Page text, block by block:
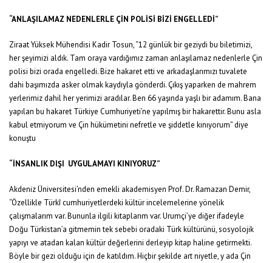
“ANLAŞILAMAZ NEDENLERLE ÇİN POLİSİ BİZİ ENGELLEDİ”
Ziraat Yüksek Mühendisi Kadir Tosun, “12 günlük bir geziydi bu biletimizi,
her şeyimizi aldık. Tam oraya vardığımız zaman anlaşılamaz nedenlerle Çin
polisi bizi orada engelledi. Bize hakaret etti ve arkadaşlarımızı tuvalete
dahi başımızda asker olmak kaydıyla gönderdi. Çıkış yaparken de mahrem
yerlerimiz dahil her yerimizi aradılar. Ben 66 yaşında yaşlı bir adamım. Bana
yapılan bu hakaret Türkiye Cumhuriyeti’ne yapılmış bir hakarettir. Bunu asla
kabul etmiyorum ve Çin hükümetini nefretle ve şiddetle kınıyorum” diye
konuştu
“İNSANLIK DIŞI UYGULAMAYI KINIYORUZ”
Akdeniz Üniversitesi’nden emekli akademisyen Prof. Dr. Ramazan Demir,
“Özellikle Türkî cumhuriyetlerdeki kültür incelemelerine yönelik
çalışmalarım var. Bununla ilgili kitaplarım var. Urumçi’ye diğer ifadeyle
Doğu Türkistan’a gitmemin tek sebebi oradaki Türk kültürünü, sosyolojik
yapıyı ve atadan kalan kültür değerlerini derleyip kitap haline getirmekti.
Böyle bir gezi olduğu için de katıldım. Hiçbir şekilde art niyetle, y ada Çin